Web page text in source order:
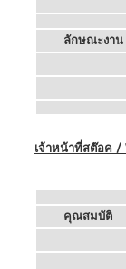
ลักษณะงาน
เจ้าหน้าที่สต๊อค /
คุณสมบัติ